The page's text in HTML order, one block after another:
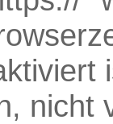
nicht